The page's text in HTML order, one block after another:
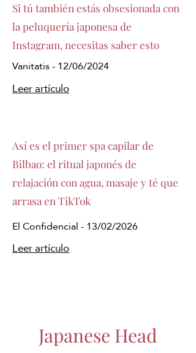
Si tú también estás obsesionada con
la peluquería japonesa de
Instagram, necesitas saber esto
Vanitatis - 12/06/2024
Leer artículo
Así es el primer spa capilar de
Bilbao: el ritual japonés de
relajación con agua, masaje y té que
arrasa en TikTok
El Confidencial - 13/02/2026
Leer artículo
Japanese Head